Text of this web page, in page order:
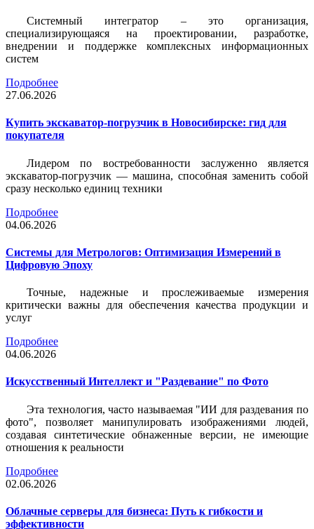
Системный интегратор – это организация,
специализирующаяся на проектировании, разработке,
внедрении и поддержке комплексных информационных
систем
Подробнее
27.06.2026
Купить экскаватор-погрузчик в Новосибирске: гид для
покупателя
Лидером по востребованности заслуженно является
экскаватор-погрузчик — машина, способная заменить собой
сразу несколько единиц техники
Подробнее
04.06.2026
Системы для Метрологов: Оптимизация Измерений в
Цифровую Эпоху
Точные, надежные и прослеживаемые измерения
критически важны для обеспечения качества продукции и
услуг
Подробнее
04.06.2026
Искусственный Интеллект и "Раздевание" по Фото
Эта технология, часто называемая "ИИ для раздевания по
фото", позволяет манипулировать изображениями людей,
создавая синтетические обнаженные версии, не имеющие
отношения к реальности
Подробнее
02.06.2026
Облачные серверы для бизнеса: Путь к гибкости и
эффективности